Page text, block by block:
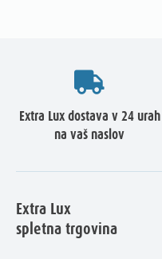
Extra Lux dostava v 24 urah
na vaš naslov
Extra Lux
spletna trgovina